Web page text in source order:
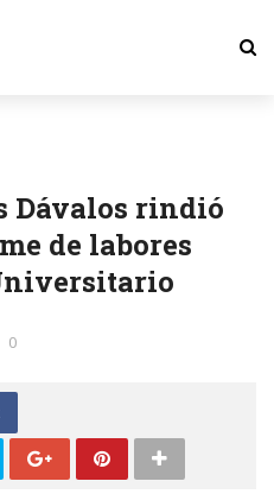
Dávalos rindió
de labores
0